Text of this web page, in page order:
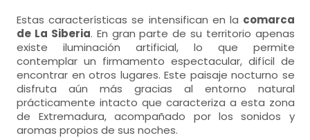
Estas características se intensifican en la comarca
de La Siberia. En gran parte de su territorio apenas
existe iluminación artificial, lo que permite
contemplar un firmamento espectacular, difícil de
encontrar en otros lugares. Este paisaje nocturno se
disfruta aún más gracias al entorno natural
prácticamente intacto que caracteriza a esta zona
de Extremadura, acompañado por los sonidos y
aromas propios de sus noches.